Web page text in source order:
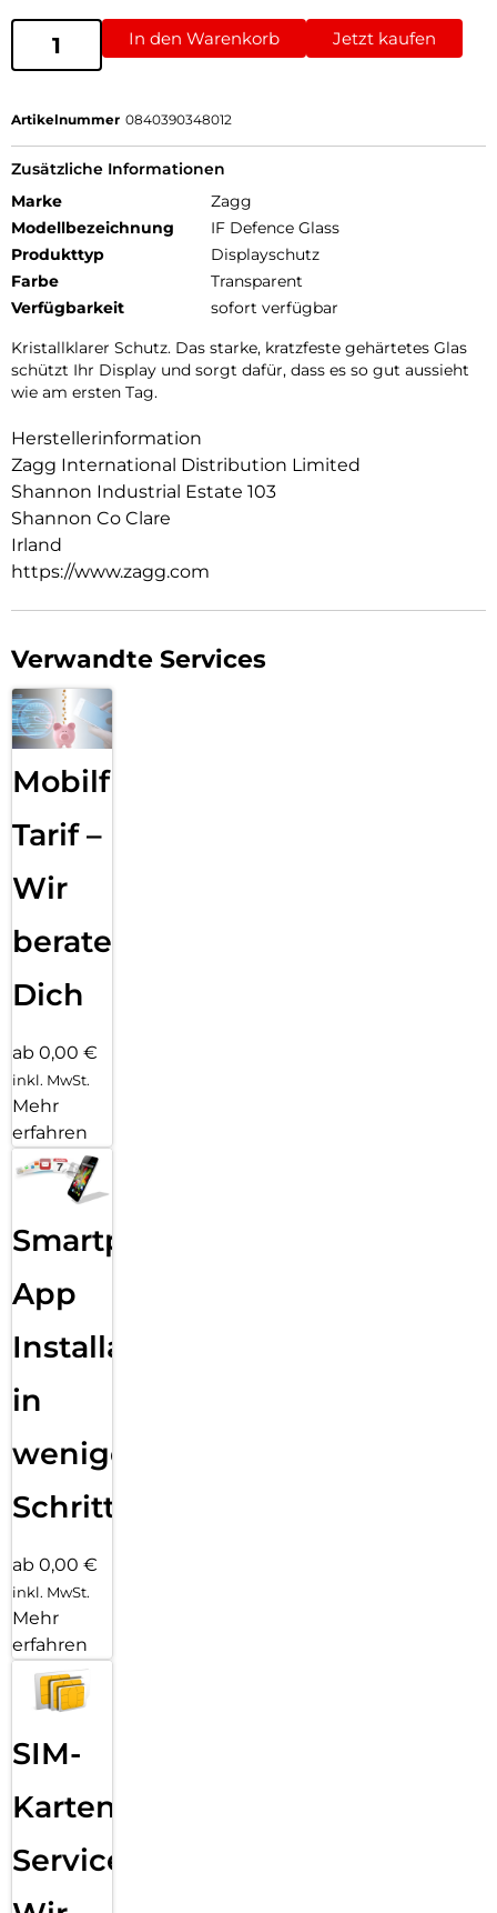
In den Warenkorb Jetzt kaufen
Artikelnummer 0840390348012
Zusätzliche Informationen
Marke
Zagg
Modellbezeichnung
IF Defence Glass
Produkttyp
Displayschutz
Farbe
Transparent
Verfügbarkeit
sofort verfügbar
Kristallklarer Schutz. Das starke, kratzfeste gehärtetes Glas
schützt Ihr Display und sorgt dafür, dass es so gut aussieht
wie am ersten Tag.
Herstellerinformation
Zagg International Distribution Limited
Shannon Industrial Estate 103
Shannon Co Clare
Irland
https://www.zagg.com
Verwandte Services
Mobilfunk
Tarif –
Wir
beraten
Dich
ab 0,00 €
inkl. MwSt.
Mehr
erfahren
Smartphone
App
Installation
in
wenigen
Schritten
ab 0,00 €
inkl. MwSt.
Mehr
erfahren
SIM-
Karten
Service: